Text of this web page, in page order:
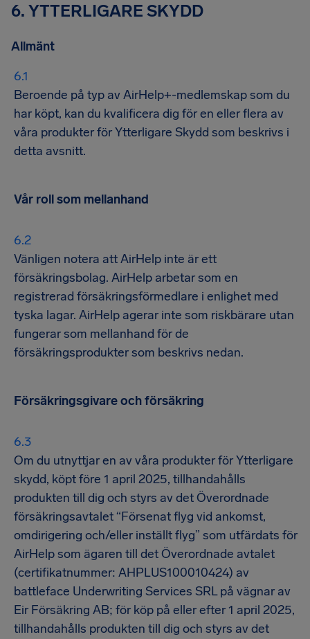
6. YTTERLIGARE SKYDD
Allmänt
Beroende på typ av AirHelp+-medlemskap som du
har köpt, kan du kvalificera dig för en eller flera av
våra produkter för Ytterligare Skydd som beskrivs i
detta avsnitt.
Vår roll som mellanhand
Vänligen notera att AirHelp inte är ett
försäkringsbolag. AirHelp arbetar som en
registrerad försäkringsförmedlare i enlighet med
tyska lagar. AirHelp agerar inte som riskbärare utan
fungerar som mellanhand för de
försäkringsprodukter som beskrivs nedan.
Försäkringsgivare och försäkring
Om du utnyttjar en av våra produkter för Ytterligare
skydd, köpt före 1 april 2025, tillhandahålls
produkten till dig och styrs av det Överordnade
försäkringsavtalet “Försenat flyg vid ankomst,
omdirigering och/eller inställt flyg” som utfärdats för
AirHelp som ägaren till det Överordnade avtalet
(certifikatnummer: AHPLUS100010424) av
battleface Underwriting Services SRL på vägnar av
Eir Försäkring AB; för köp på eller efter 1 april 2025,
tillhandahålls produkten till dig och styrs av det